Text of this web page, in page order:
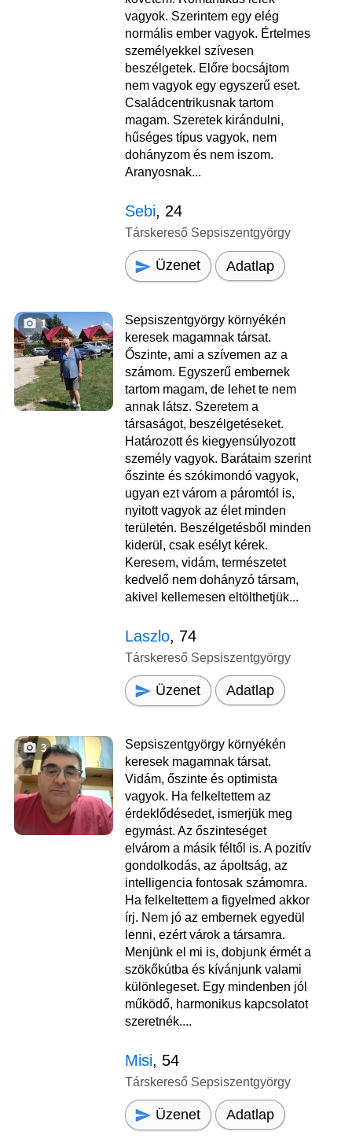
vagyok. Szerintem egy elég
normális ember vagyok. Értelmes
személyekkel szívesen
beszélgetek. Előre bocsájtom
nem vagyok egy egyszerű eset.
Családcentrikusnak tartom
magam. Szeretek kirándulni,
hűséges típus vagyok, nem
dohányzom és nem iszom.
Aranyosnak...
Sebi, 24
Társkereső Sepsiszentgyörgy
Üzenet Adatlap
1
Sepsiszentgyörgy környékén
keresek magamnak társat.
Őszinte, ami a szívemen az a
számom. Egyszerű embernek
tartom magam, de lehet te nem
annak látsz. Szeretem a
társaságot, beszélgetéseket.
Határozott és kiegyensúlyozott
személy vagyok. Barátaim szerint
őszinte és szókimondó vagyok,
ugyan ezt várom a páromtól is,
nyitott vagyok az élet minden
területén. Beszélgetésből minden
kiderül, csak esélyt kérek.
Keresem, vidám, természetet
kedvelő nem dohányzó társam,
akivel kellemesen eltölthetjük...
Laszlo, 74
Társkereső Sepsiszentgyörgy
Üzenet Adatlap
3
Sepsiszentgyörgy környékén
keresek magamnak társat.
Vidám, őszinte és optimista
vagyok. Ha felkeltettem az
érdeklődésedet, ismerjük meg
egymást. Az őszinteséget
elvárom a másik féltől is. A pozitív
gondolkodás, az ápoltság, az
intelligencia fontosak számomra.
Ha felkeltettem a figyelmed akkor
írj. Nem jó az embernek egyedül
lenni, ezért várok a társamra.
Menjünk el mi is, dobjunk érmét a
szökőkútba és kívánjunk valami
különlegeset. Egy mindenben jól
működő, harmonikus kapcsolatot
szeretnék....
Misi, 54
Társkereső Sepsiszentgyörgy
Üzenet Adatlap